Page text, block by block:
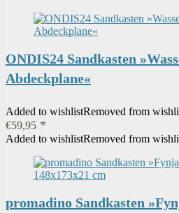
ONDIS24 Sandkasten
Abdeckplane«
Added to wishlistRemoved from
€59,95
Added to wishlistRemoved from
promadino Sandkasten